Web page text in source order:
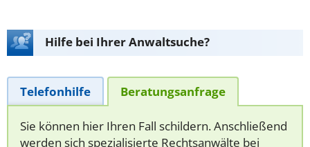
Hilfe bei Ihrer Anwaltsuche?
Telefonhilfe Beratungsanfrage
Sie können hier Ihren Fall schildern. Anschließend
werden sich spezialisierte Rechtsanwälte bei